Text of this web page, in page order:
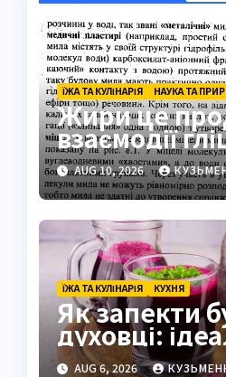
ЇЖА ТА КУЛІНАРІЯ НАУКА ТА
Жири це
взаємодії
вищих
кислот
AUG 10, 2026
ЇЖА ТА КУЛІНАРІЯ КУХНЯ
Як запекти
духовці:
спосіб
AUG 6, 2026